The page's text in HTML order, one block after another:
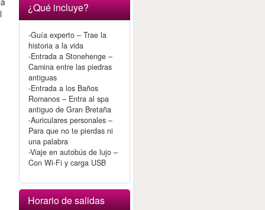
¿Qué incluye?
-Guía experto – Trae la
historia a la vida
-Entrada a Stonehenge –
Camina entre las piedras
antiguas
-Entrada a los Baños
Romanos – Entra al spa
antiguo de Gran Bretaña
-Auriculares personales –
Para que no te pierdas ni
una palabra
-Viaje en autobús de lujo –
Con Wi-Fi y carga USB
Horario de salidas